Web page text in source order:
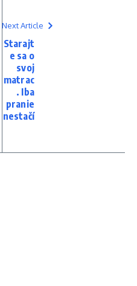
Next Article
Starajt
e sa o
svoj
matrac
. Iba
pranie
nestačí